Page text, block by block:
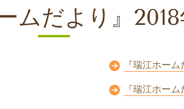
ムだより』
『瑞江ホー
『瑞江ホー